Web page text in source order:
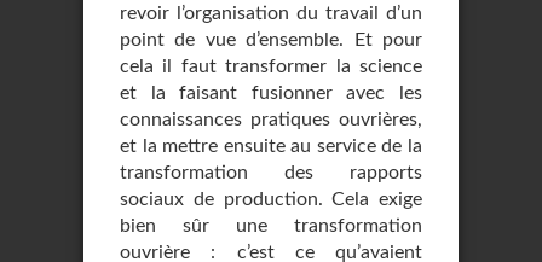
revoir l’organisation du travail d’un
point de vue d’ensemble. Et pour
cela il faut transformer la science
et la faisant fusionner avec les
connaissances pratiques ouvrières,
et la mettre ensuite au service de la
transformation des rapports
sociaux de production. Cela exige
bien sûr une transformation
ouvrière : c’est ce qu’avaient